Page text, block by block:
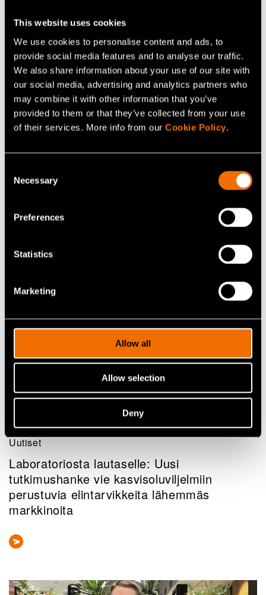
This website uses cookies
We use cookies to personalise content and ads, to
provide social media features and to analyse our traffic.
We also share information about your use of our site with
our social media, advertising and analytics partners who
may combine it with other information that you’ve
provided to them or that they’ve collected from your use
of their services. More info from our Cookie Policy.
Selection
Necessary
Preferences
Statistics
Marketing
Allow all
Allow selection
Deny
Lisää uutisia ja tarinoita
Fermentointi: kokemuksen tuomasta
Uutiset
Laboratoriosta lautaselle: Uusi
tutkimushanke vie kasvisoluviljelmiin
perustuvia elintarvikkeita lähemmäs
markkinoita